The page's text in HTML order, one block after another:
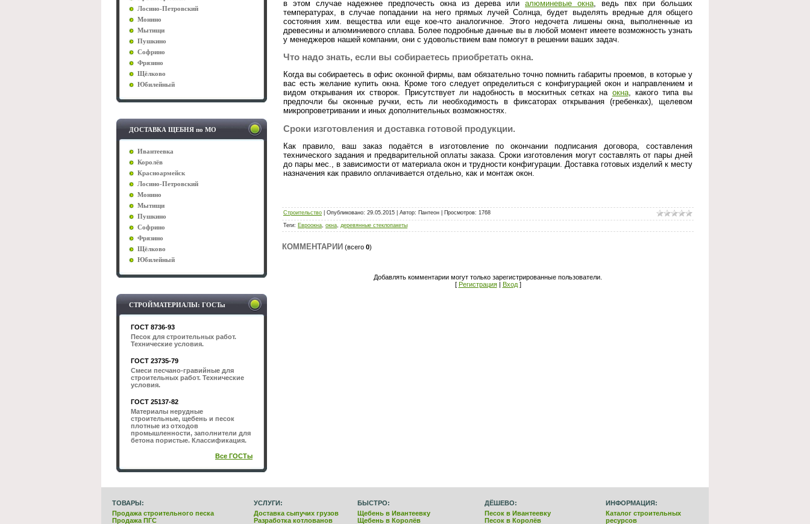
Лосино-Петровский
Монино
Мытищи
Пушкино
Софрино
Фрязино
Щёлково
Юбилейный
ДОСТАВКА ЩЕБНЯ по МО
Ивантеевка
Королёв
Красноармейск
Лосино-Петровский
Монино
Мытищи
Пушкино
Софрино
Фрязино
Щёлково
Юбилейный
СТРОЙМАТЕРИАЛЫ: ГОСТы
ГОСТ 8736-93
Песок для строительных работ.
Технические условия.
ГОСТ 23735-79
Смеси песчано-гравийные для
строительных работ. Технические
условия.
ГОСТ 25137-82
Материалы нерудные
строительные, щебень и песок
плотные из отходов
промышленности, заполнители для
бетона пористые. Классификация.
Все ГОСТы
в этом случае надежнее предпочесть окна из дерева или алюминевые окна , ведь пвх при больших
температурах, в случае попадании на него прямых лучей Солнца, будет выделять вредные для общего
состояния хим. вещества или еще кое-что аналогичное. Этого недочета лишены окна, выполненные из
древесины и алюминиевого сплава. Более подробные данные вы в любой момент имеете возможность узнать
у менеджеров нашей компании, они с удовольствием вам помогут в решении ваших задач.
Что надо знать, если вы собираетесь приобретать окна.
Когда вы собираетесь в офис оконной фирмы, вам обязательно точно помнить габариты проемов, в которые у
вас есть желание купить окна. Кроме того следует определиться с конфигурацией окон и направлением и
видом открывания их створок. Присутствует ли надобность в москитных сетках на окна, какого типа вы
предпочли бы оконные ручки, есть ли необходимость в фиксаторах открывания (гребенках), щелевом
микропроветривании и иных дополнительных возможностях.
Сроки изготовления и доставка готовой продукции.
Как правило, ваш заказ подаётся в изготовление по окончании подписания договора, составления
технического задания и предварительной оплаты заказа. Сроки изготовления могут составлять от пары дней
до пары мес., в зависимости от материала окон и трудности конфигурации. Доставка готовых изделий к месту
назначения как правило оплачивается отдельно, как и монтаж окон.
Строительство | Опубликовано: 29.05.2015 | Автор: Пантеон | Просмотров: 1768
Теги: Евроокна окна деревянные стеклопакеты
КОММЕНТАРИИ (всего 0)
Добавлять комментарии могут только зарегистрированные пользователи.
[ Регистрация| Вход]
ТОВАРЫ: УСЛУГИ: БЫСТРО: ДЁШЕВО:
ИНФОРМАЦИЯ:
Продажа строительного песка
Продажа ПГС
Доставка сыпучих грузов
Разработка котлованов
Щебень в Ивантеевку
Щебень в Королёв
Песок в Ивантеевку
Песок в Королёв
Каталог строительных
ресурсов